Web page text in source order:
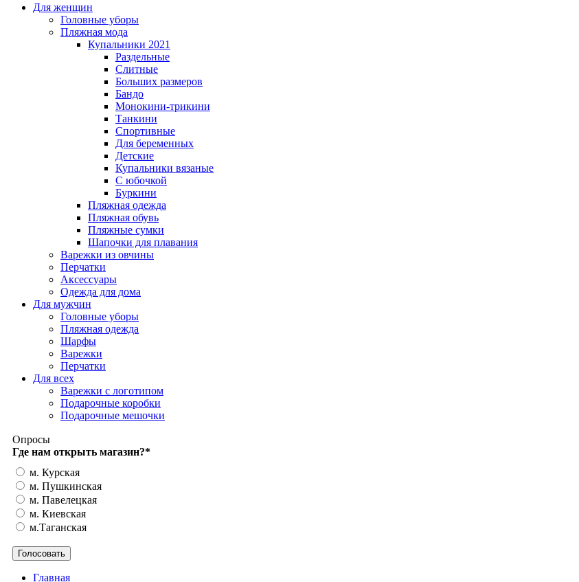
Для женщин
Головные уборы
Пляжная мода
Купальники 2021
Раздельные
Слитные
Больших размеров
Бандо
Монокини-трикини
Танкини
Спортивные
Для беременных
Детские
Купальники вязаные
С юбочкой
Буркини
Пляжная одежда
Пляжная обувь
Пляжные сумки
Шапочки для плавания
Варежки из овчины
Перчатки
Аксессуары
Одежда для дома
Для мужчин
Головные уборы
Пляжная одежда
Шарфы
Варежки
Перчатки
Для всех
Варежки с логотипом
Подарочные коробки
Подарочные мешочки
Опросы
Где нам открыть магазин?*
м. Курская
м. Пушкинская
м. Павелецкая
м. Киевская
м.Таганская
Главная